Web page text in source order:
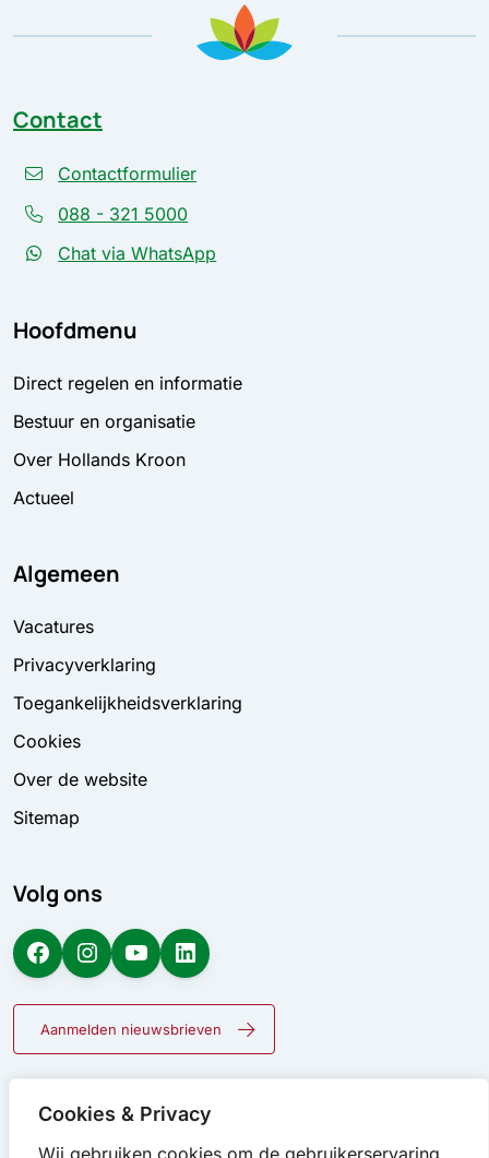
Cookies & Privacy
Wij gebruiken cookies om de gebruikerservaring
Contact
Contactformulier
088 - 321 5000
Chat via WhatsApp
Hoofdmenu
Direct regelen en informatie
Bestuur en organisatie
Over Hollands Kroon
Actueel
Algemeen
Vacatures
Privacyverklaring
Toegankelijkheidsverklaring
Cookies
Over de website
Sitemap
Volg ons
Facebook Instagram YouTube LinkedIn
Aanmelden nieuwsbrieven